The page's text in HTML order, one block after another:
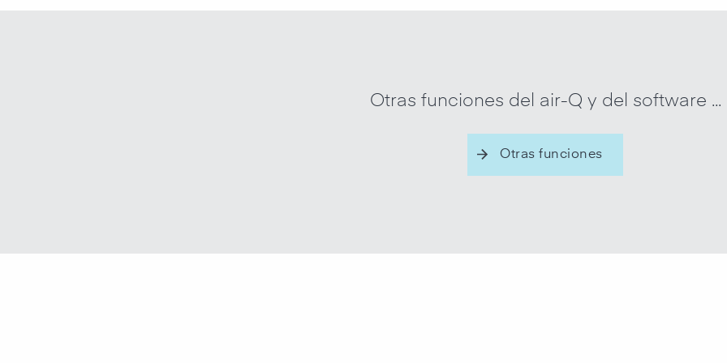
Otras funciones del air-Q y del software ...
Otras funciones